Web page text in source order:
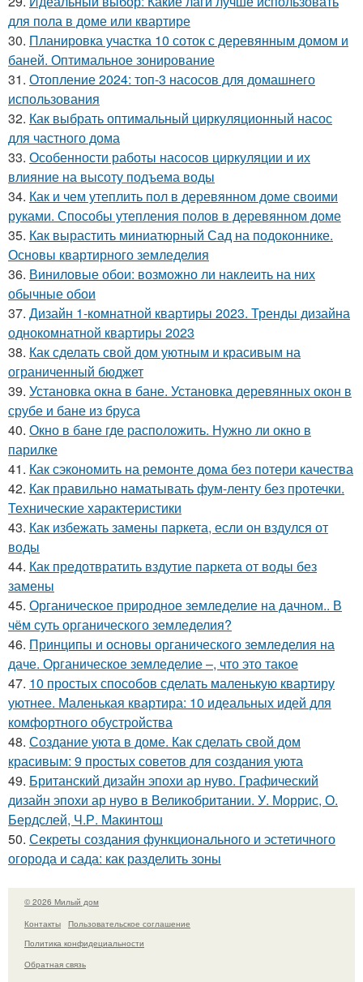
для пола в доме или квартире
30. Планировка участка 10 соток с деревянным домом и
баней. Оптимальное зонирование
31. Отопление 2024: топ-3 насосов для домашнего
использования
32. Как выбрать оптимальный циркуляционный насос
для частного дома
33. Особенности работы насосов циркуляции и их
влияние на высоту подъема воды
34. Как и чем утеплить пол в деревянном доме своими
руками. Способы утепления полов в деревянном доме
35. Как вырастить миниатюрный Сад на подоконнике.
Основы квартирного земледелия
36. Виниловые обои: возможно ли наклеить на них
обычные обои
37. Дизайн 1-комнатной квартиры 2023. Тренды дизайна
однокомнатной квартиры 2023
38. Как сделать свой дом уютным и красивым на
ограниченный бюджет
39. Установка окна в бане. Установка деревянных окон в
срубе и бане из бруса
40. Окно в бане где расположить. Нужно ли окно в
парилке
41. Как сэкономить на ремонте дома без потери качества
42. Как правильно наматывать фум-ленту без протечки.
Технические характеристики
43. Как избежать замены паркета, если он вздулся от
воды
44. Как предотвратить вздутие паркета от воды без
замены
45. Органическое природное земледелие на дачном.. В
чём суть органического земледелия?
46. Принципы и основы органического земледелия на
даче. Органическое земледелие –, что это такое
47. 10 простых способов сделать маленькую квартиру
уютнее. Маленькая квартира: 10 идеальных идей для
комфортного обустройства
48. Создание уюта в доме. Как сделать свой дом
красивым: 9 простых советов для создания уюта
49. Британский дизайн эпохи ар нуво. Графический
дизайн эпохи ар нуво в Великобритании. У. Моррис, О.
Бердслей, Ч.Р. Макинтош
50. Секреты создания функционального и эстетичного
огорода и сада: как разделить зоны
© 2026 Милый дом
Контакты
Пользовательское соглашение
Политика конфидециальности
Обратная связь